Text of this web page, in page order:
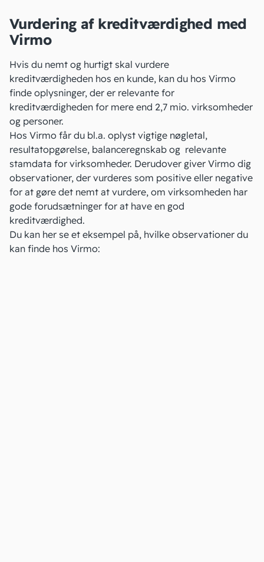
Vurdering af kreditværdighed med
Virmo
Hvis du nemt og hurtigt skal vurdere
kreditværdigheden hos en kunde, kan du hos Virmo
finde oplysninger, der er relevante for
kreditværdigheden for mere end 2,7 mio. virksomheder
og personer.
Hos Virmo får du bl.a. oplyst vigtige nøgletal,
resultatopgørelse, balanceregnskab og relevante
stamdata for virksomheder. Derudover giver Virmo dig
observationer, der vurderes som positive eller negative
for at gøre det nemt at vurdere, om virksomheden har
gode forudsætninger for at have en god
kreditværdighed.
Du kan her se et eksempel på, hvilke observationer du
kan finde hos Virmo: